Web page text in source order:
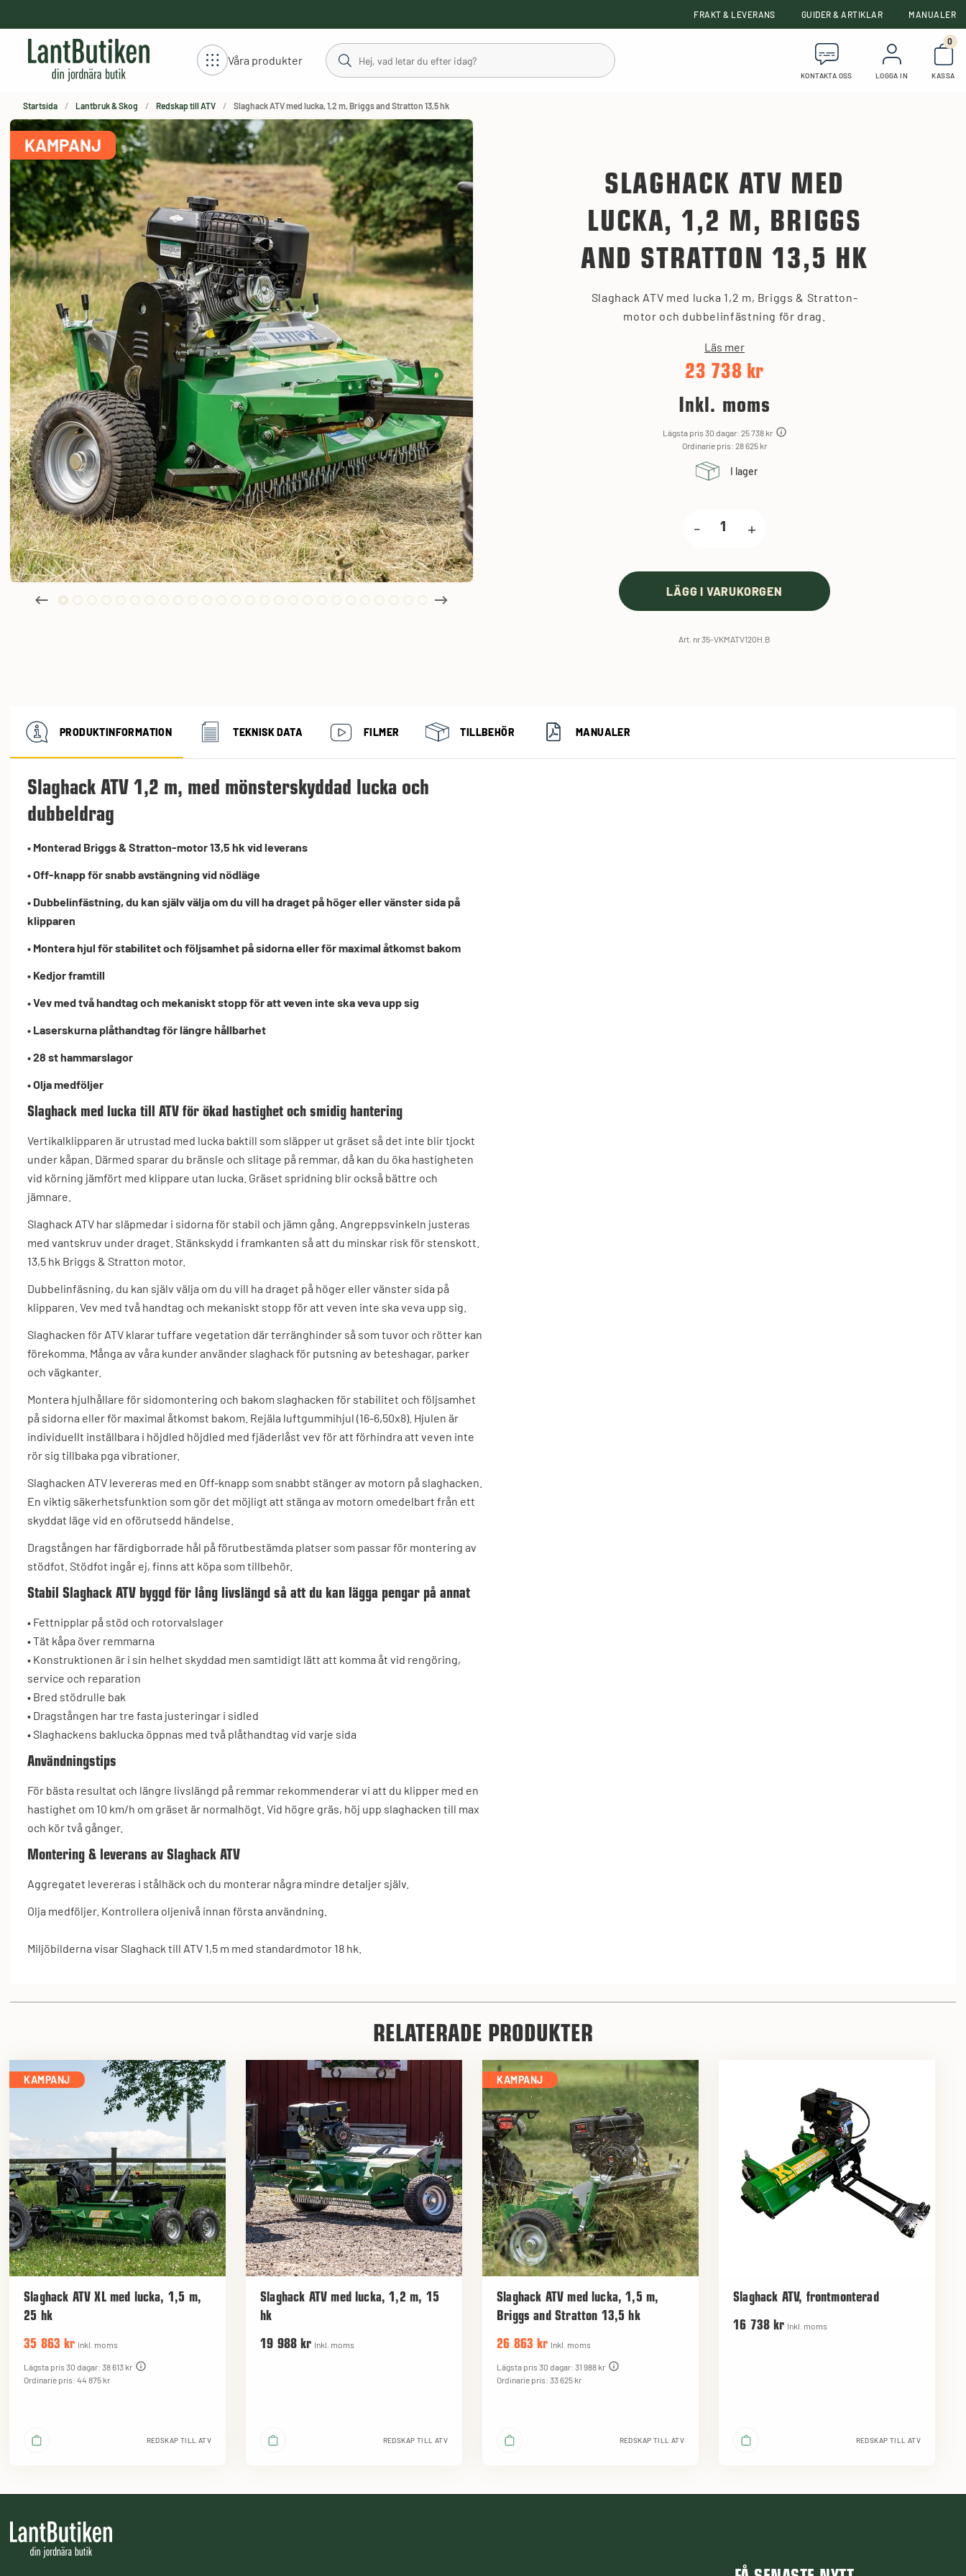
FRAKT & LEVERANS GUIDER & ARTIKLAR MANUALER
Våra produkter
KONTAKTA OSS LOGGA IN
0
KASSA
Startsida Lantbruk & Skog Redskap till ATV Slaghack ATV med lucka, 1,2 m, Briggs and Stratton 13,5 hk
KAMPANJ
SLAGHACK ATV MED
LUCKA, 1,2 M, BRIGGS
AND STRATTON 13,5 HK
Slaghack ATV med lucka 1,2 m, Briggs & Stratton-
motor och dubbelinfästning för drag.
Läs mer
23 738 kr
Inkl. moms
Lägsta pris 30 dagar: 25 738 kr
Ordinarie pris: 28 625 kr
I lager
- +
LÄGG I VARUKORGEN
Art. nr 35-VKMATV120H.B
PRODUKTINFORMATION TEKNISK DATA FILMER TILLBEHÖR MANUALER
Slaghack ATV 1,2 m, med mönsterskyddad lucka och
dubbeldrag
• Monterad Briggs & Stratton-motor 13,5 hk vid leverans
• Off-knapp för snabb avstängning vid nödläge
• Dubbelinfästning, du kan själv välja om du vill ha draget på höger eller vänster sida på
klipparen
• Montera hjul för stabilitet och följsamhet på sidorna eller för maximal åtkomst bakom
• Kedjor framtill
• Vev med två handtag och mekaniskt stopp för att veven inte ska veva upp sig
• Laserskurna plåthandtag för längre hållbarhet
• 28 st hammarslagor
• Olja medföljer
Slaghack med lucka till ATV för ökad hastighet och smidig hantering
Vertikalklipparen är utrustad med lucka baktill som släpper ut gräset så det inte blir tjockt
under kåpan. Därmed sparar du bränsle och slitage på remmar, då kan du öka hastigheten
vid körning jämfört med klippare utan lucka. Gräset spridning blir också bättre och
jämnare.
Slaghack ATV har släpmedar i sidorna för stabil och jämn gång. Angreppsvinkeln justeras
med vantskruv under draget. Stänkskydd i framkanten så att du minskar risk för stenskott.
13,5 hk Briggs & Stratton motor.
Dubbelinfäsning, du kan själv välja om du vill ha draget på höger eller vänster sida på
klipparen. Vev med två handtag och mekaniskt stopp för att veven inte ska veva upp sig.
Slaghacken för ATV klarar tuffare vegetation där terränghinder så som tuvor och rötter kan
förekomma. Många av våra kunder använder slaghack för putsning av beteshagar, parker
och vägkanter.
Montera hjulhållare för sidomontering och bakom slaghacken för stabilitet och följsamhet
på sidorna eller för maximal åtkomst bakom. Rejäla luftgummihjul (16-6,50x8). Hjulen är
individuellt inställbara i höjdled höjdled med fjäderlåst vev för att förhindra att veven inte
rör sig tillbaka pga vibrationer.
Slaghacken ATV levereras med en Off-knapp som snabbt stänger av motorn på slaghacken.
En viktig säkerhetsfunktion som gör det möjligt att stänga av motorn omedelbart från ett
skyddat läge vid en oförutsedd händelse.
Dragstången har färdigborrade hål på förutbestämda platser som passar för montering av
stödfot. Stödfot ingår ej, finns att köpa som tillbehör.
Stabil Slaghack ATV byggd för lång livslängd så att du kan lägga pengar på annat
• Fettnipplar på stöd och rotorvalslager
• Tät kåpa över remmarna
• Konstruktionen är i sin helhet skyddad men samtidigt lätt att komma åt vid rengöring,
service och reparation
• Bred stödrulle bak
• Dragstången har tre fasta justeringar i sidled
• Slaghackens baklucka öppnas med två plåthandtag vid varje sida
Användningstips
För bästa resultat och längre livslängd på remmar rekommenderar vi att du klipper med en
hastighet om 10 km/h om gräset är normalhögt. Vid högre gräs, höj upp slaghacken till max
och kör två gånger.
Montering & leverans av Slaghack ATV
Aggregatet levereras i stålhäck och du monterar några mindre detaljer själv.
Olja medföljer. Kontrollera oljenivå innan första användning.
Miljöbilderna visar Slaghack till ATV 1,5 m med standardmotor 18 hk.
RELATERADE PRODUKTER
KAMPANJ
Slaghack ATV XL med lucka, 1,5 m,
25 hk
35 863 kr Inkl. moms
Lägsta pris 30 dagar: 38 613 kr
Ordinarie pris: 44 875 kr
REDSKAP TILL ATV
Slaghack ATV med lucka, 1,2 m, 15
hk
19 988 kr Inkl. moms
REDSKAP TILL ATV
KAMPANJ
Slaghack ATV med lucka, 1,5 m,
Briggs and Stratton 13,5 hk
26 863 kr Inkl. moms
Lägsta pris 30 dagar: 31 988 kr
Ordinarie pris: 33 625 kr
REDSKAP TILL ATV
Slaghack ATV, frontmonterad
16 738 kr Inkl. moms
REDSKAP TILL ATV